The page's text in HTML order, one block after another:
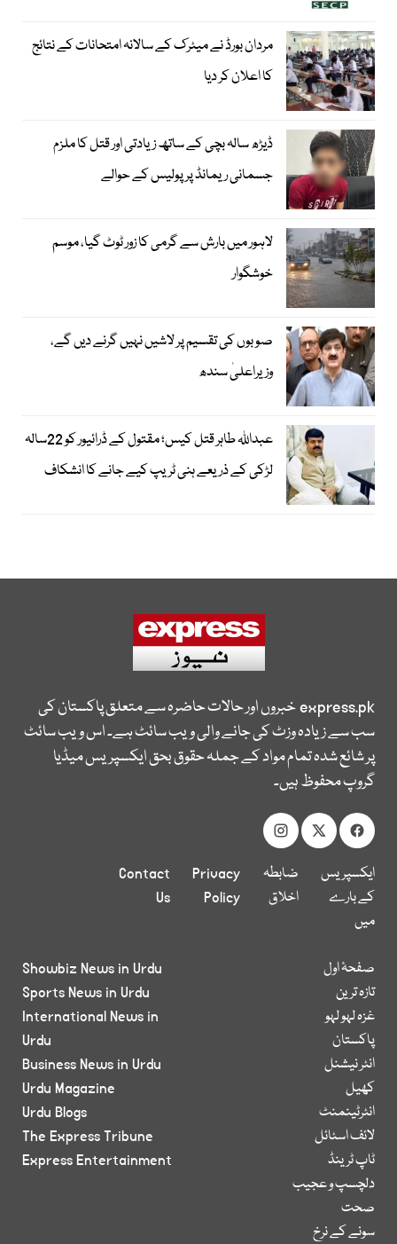
مردان بورڈ نے میٹرک کے سالانہ امتحانات کے نتائج
کا اعلان کر دیا
ڈیڑھ سالہ بچی کے ساتھ زیادتی اور قتل کا ملزم
جسمانی ریمانڈ پر پولیس کے حوالے
لاہور میں بارش سے گرمی کا زور ٹوٹ گیا، موسم
خوشگوار
صوبوں کی تقسیم پر لاشیں نہیں گرنے دیں گے،
وزیراعلیٰ سندھ
عبداللہ طاہر قتل کیس؛ مقتول کے ڈرائیور کو 22سالہ
لڑکی کے ذریعے ہنی ٹریپ کیے جانے کا انشکاف
express.pkخبروں اور حالات حاضرہ سے متعلق پاکستان کی
سب سے زیادہ وزٹ کی جانے والی ویب سائٹ ہے۔ اس ویب سائٹ
پر شائع شدہ تمام مواد کے جملہ حقوق بحق ایکسپریس میڈیا
گروپ محفوظ ہیں۔
ایکسپریس
کے بارے
میں
ضابطہ
اخلاق
Privacy
Policy
Contact
Us
صفحۂ اول
تازہ ترین
غزہ لہو لہو
پاکستان
انٹر نیشنل
کھیل
انٹرٹینمنٹ
لائف اسٹائل
ٹاپ ٹرینڈ
دلچسپ و عجیب
صحت
سونے کے نرخ
Showbiz News in Urdu
Sports News in Urdu
International News in
Urdu
Business News in Urdu
Urdu Magazine
Urdu Blogs
The Express Tribune
Express Entertainment